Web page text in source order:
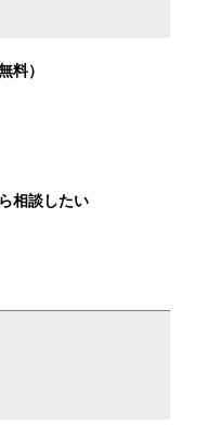
料）
相談したい